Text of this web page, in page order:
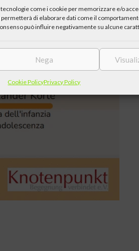
come i cookie per memorizzare e/o
di elaborare dati come il
può influire negativamente su alcune
Nega
Cookie PolicyPrivacy Policy